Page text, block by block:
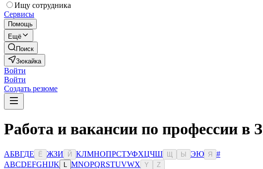
Ищу сотрудника
Сервисы
Помощь
Ещё
Поиск
Зюкайка
Войти
Войти
Создать резюме
Работа и вакансии по профессии в
АБВГДЕ Ё ЖЗИ Й КЛМНОПРСТУФХЦЧШ Ы ЭЮ Я
#
ABCDEFGHIJK MNOPQRSTUVWX Y Z